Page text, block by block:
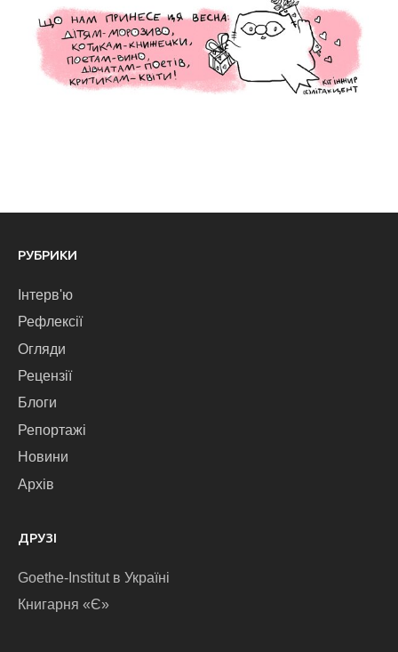
РУБРИКИ
Інтерв'ю
Рефлексії
Огляди
Рецензії
Блоги
Репортажі
Новини
Архів
ДРУЗІ
Goethe-Institut в Україні
Книгарня «Є»